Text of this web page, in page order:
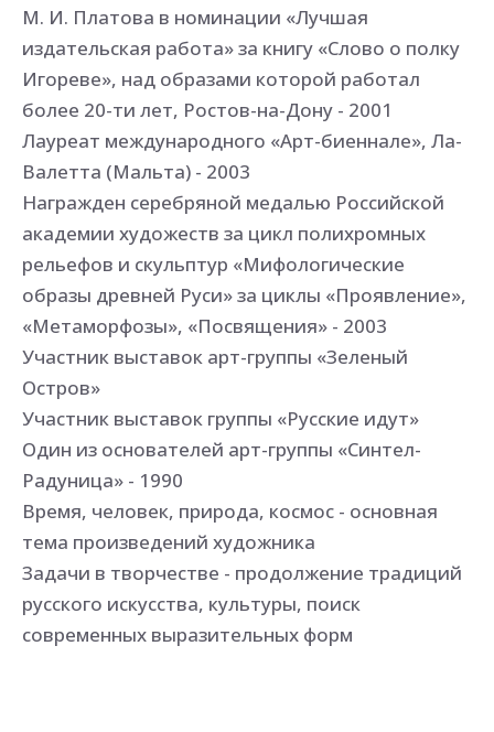
М. И. Платова в номинации «Лучшая
издательская работа» за книгу «Слово о полку
Игореве», над образами которой работал
более 20-ти лет, Ростов-на-Дону - 2001
Лауреат международного «Арт-биеннале», Ла-
Валетта (Мальта) - 2003
Награжден серебряной медалью Российской
академии художеств за цикл полихромных
рельефов и скульптур «Мифологические
образы древней Руси» за циклы «Проявление»,
«Метаморфозы», «Посвящения» - 2003
Участник выставок арт-группы «Зеленый
Остров»
Участник выставок группы «Русские идут»
Один из основателей арт-группы «Синтел-
Радуница» - 1990
Время, человек, природа, космос - основная
тема произведений художника
Задачи в творчестве - продолжение традиций
русского искусства, культуры, поиск
современных выразительных форм